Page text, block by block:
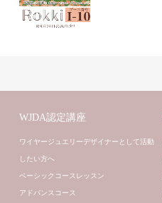
WJDA認定講座
ワイヤージュエリーデザイナーとして活動
したい方へ
ベーシックコースレッスン
アドバンスコース